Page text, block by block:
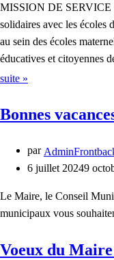
MISSION DE SERVICE
solidaires avec les écoles
au sein des écoles
éducatives et citoyennes
suite »
dans
de
Ville
Bonnes
par
6 juillet 20249
Le Maire, le Conseil
municipaux vous
Voeux du